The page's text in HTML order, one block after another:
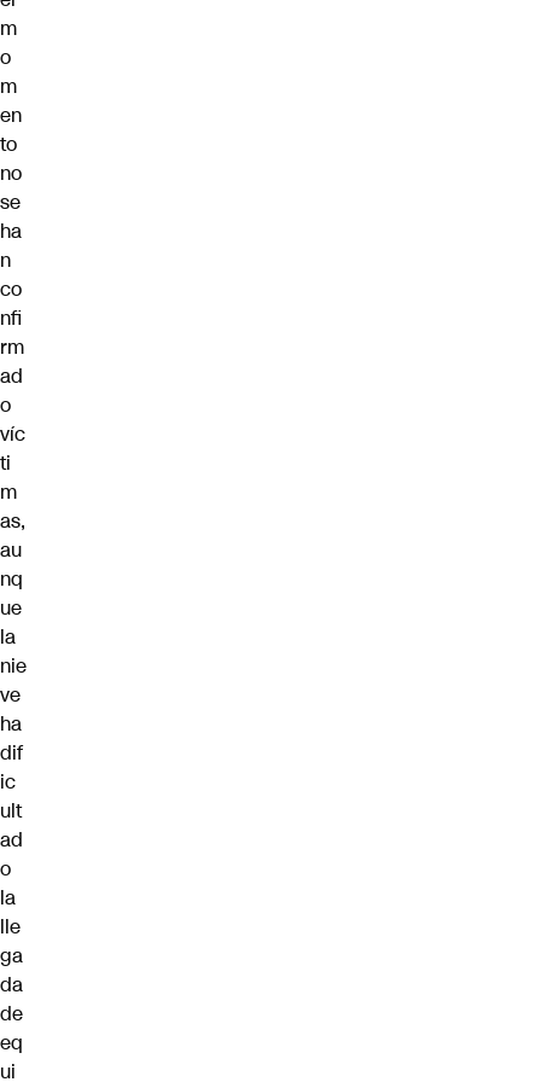
m
o
m
en
to
no
se
ha
n
co
nfi
rm
ad
o
víc
ti
m
as,
au
nq
ue
la
nie
ve
ha
dif
ic
ult
ad
o
la
lle
ga
da
de
eq
ui